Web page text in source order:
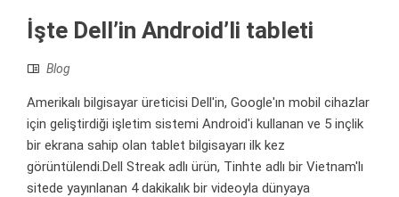
İşte Dell’in Android’li tableti
Blog
Amerikalı bilgisayar üreticisi Dell'in, Google'ın mobil cihazlar
için geliştirdiği işletim sistemi Android'i kullanan ve 5 inçlik
bir ekrana sahip olan tablet bilgisayarı ilk kez
görüntülendi.Dell Streak adlı ürün, Tinhte adlı bir Vietnam'lı
sitede yayınlanan 4 dakikalık bir videoyla dünyaya